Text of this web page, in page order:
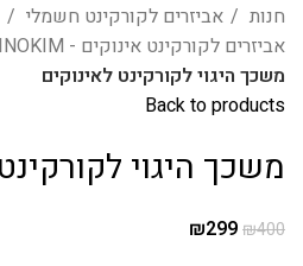
חנות
אביזרים לקורקינט חשמלי
אביזרים לקורקינט אינוקים - INOKIM
משכך היגוי לקורקינט לאינוקים
Back to products
משכך היגוי
₪400
₪299